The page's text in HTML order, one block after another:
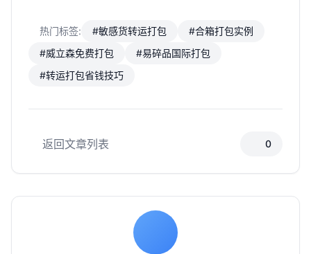
热门标签: #敏感货转运打包
#合箱打包实例
#威立森免费打包
#易碎品国际打包
#转运打包省钱技巧
返回文章列表 0